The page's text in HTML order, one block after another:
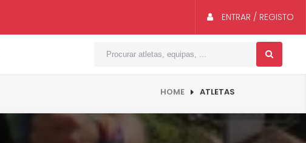
ENTRAR / REGISTO
HOME ATLETAS